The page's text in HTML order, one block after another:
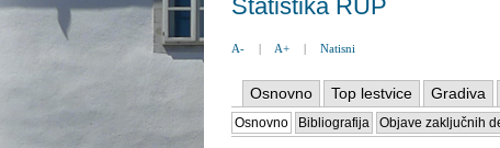
Statistika RUP
A- | A+ | Natisni
Osnovno Top lestvice Gradiva
Osnovno Bibliografija Objave zaključnih